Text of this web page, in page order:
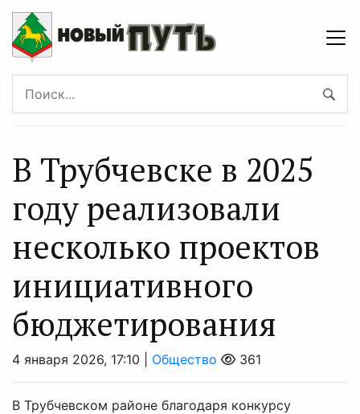
В Трубчевске в 2025
году реализовали
несколько проектов
инициативного
бюджетирования
4 января 2026, 17:10 | Общество 361
В Трубчевском районе благодаря конкурсу